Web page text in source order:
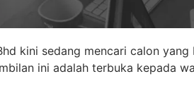
kini sedang mencari calon
ini adalah terbuka kepada